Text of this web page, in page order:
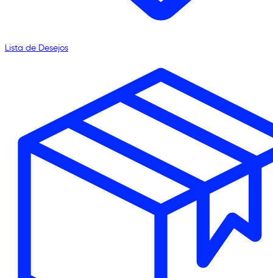
Lista de Desejos